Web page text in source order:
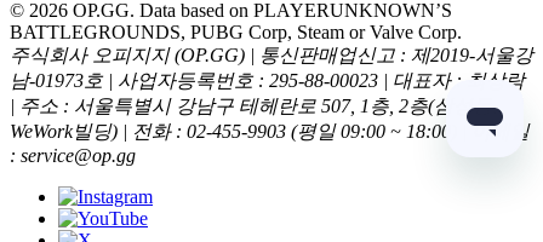
© 2026 OP.GG. Data based on PLAYERUNKNOWN’S
BATTLEGROUNDS, PUBG Corp, Steam or Valve Corp.
주식회사 오피지지 (OP.GG) | 통신판매업신고 : 제2019-서울강
남-01973호 | 사업자등록번호 : 295-88-00023 | 대표자 : 최상락
| 주소 : 서울특별시 강남구 테헤란로 507, 1층, 2층(삼성동,
WeWork빌딩) | 전화 : 02-455-9903 (평일 09:00 ~ 18:00) | 이메일
: service@op.gg